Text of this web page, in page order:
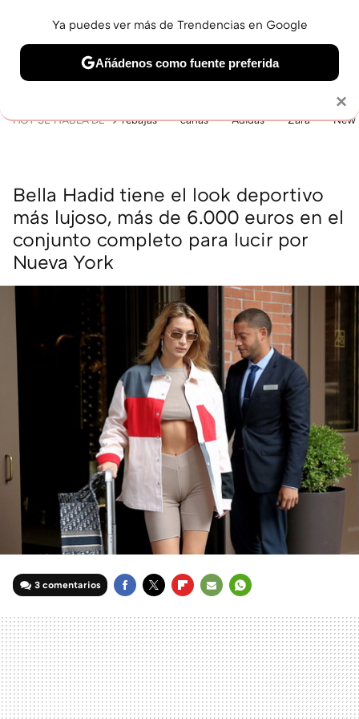
BELLEZA SHOPPING VIAJES GASTRO SNEAKERS
HOY SE HABLA DE rebajas canas Adidas Zara New
Bella Hadid tiene el look deportivo
más lujoso, más de 6.000 euros en el
conjunto completo para lucir por
Nueva York
3 comentarios
MAIL
×
Ya puedes ver más de Trendencias en Google
Añádenos como fuente preferida